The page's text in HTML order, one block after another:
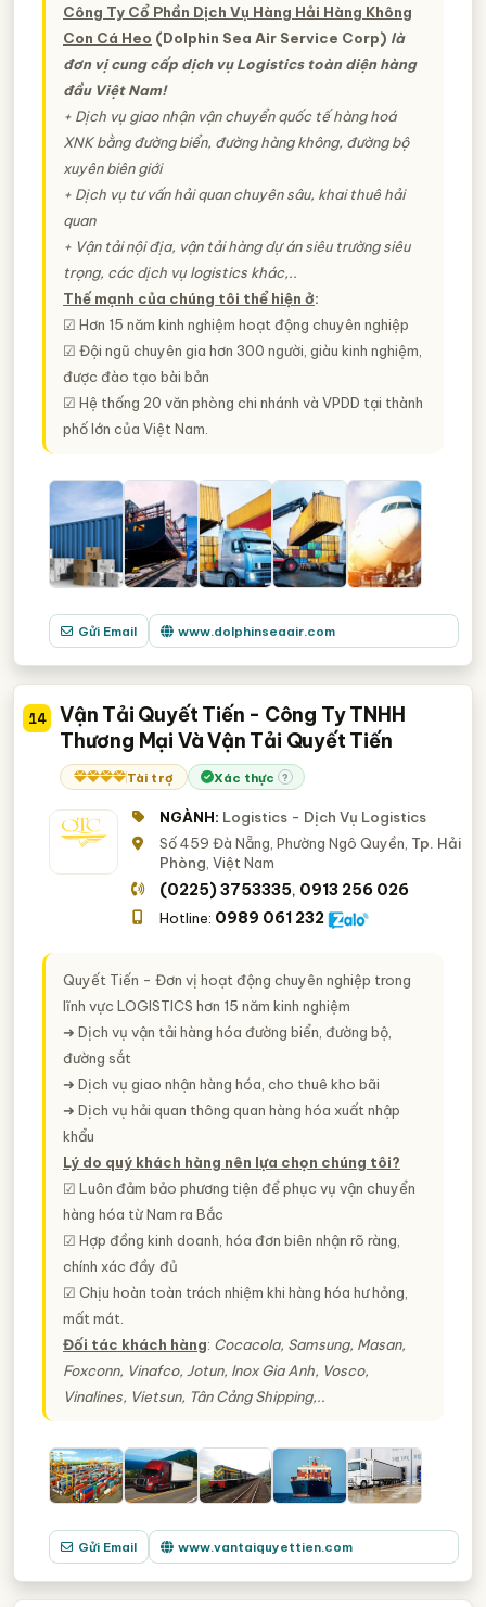
Công Ty Cổ Phần Dịch Vụ Hàng Hải Hàng Không
Con Cá Heo (Dolphin Sea Air Service Corp) là
đơn vị cung cấp dịch vụ Logistics toàn diện hàng
đầu Việt Nam!
+ Dịch vụ giao nhận vận chuyển quốc tế hàng hoá
XNK bằng đường biển, đường hàng không, đường bộ
xuyên biên giới
+ Dịch vụ tư vấn hải quan chuyên sâu, khai thuê hải
quan
+ Vận tải nội địa, vận tải hàng dự án siêu trường siêu
trọng, các dịch vụ logistics khác,..
Thế mạnh của chúng tôi thể hiện ở:
☑ Hơn 15 năm kinh nghiệm hoạt động chuyên nghiệp
☑ Đội ngũ chuyên gia hơn 300 người, giàu kinh nghiệm,
được đào tạo bài bản
☑ Hệ thống 20 văn phòng chi nhánh và VPDD tại thành
phố lớn của Việt Nam.
Gửi Email www.dolphinseaair.com
14
Vận Tải Quyết Tiến - Công Ty TNHH
Thương Mại Và Vận Tải Quyết Tiến
Tài trợ Xác thực ?
NGÀNH: Logistics - Dịch Vụ Logistics
Số 459 Đà Nẵng, Phường Ngô Quyền, Tp. Hải
Phòng, Việt Nam
(0225) 3753335, 0913 256 026
Hotline: 0989 061 232
Quyết Tiến - Đơn vị hoạt động chuyên nghiệp trong
lĩnh vực LOGISTICS hơn 15 năm kinh nghiệm
➜ Dịch vụ vận tải hàng hóa đường biển, đường bộ,
đường sắt
➜ Dịch vụ giao nhận hàng hóa, cho thuê kho bãi
➜ Dịch vụ hải quan thông quan hàng hóa xuất nhập
khẩu
Lý do quý khách hàng nên lựa chọn chúng tôi?
☑ Luôn đảm bảo phương tiện để phục vụ vận chuyển
hàng hóa từ Nam ra Bắc
☑ Hợp đồng kinh doanh, hóa đơn biên nhận rõ ràng,
chính xác đầy đủ
☑ Chịu hoàn toàn trách nhiệm khi hàng hóa hư hỏng,
mất mát.
Đối tác khách hàng: Cocacola, Samsung, Masan,
Foxconn, Vinafco, Jotun, Inox Gia Anh, Vosco,
Vinalines, Vietsun, Tân Cảng Shipping,..
Gửi Email www.vantaiquyettien.com